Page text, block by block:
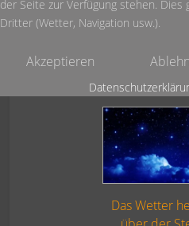
Das Wetter
der Seite zur Verfügung stehen.
Dritter (Wetter, Navigation usw.).
Akzeptieren